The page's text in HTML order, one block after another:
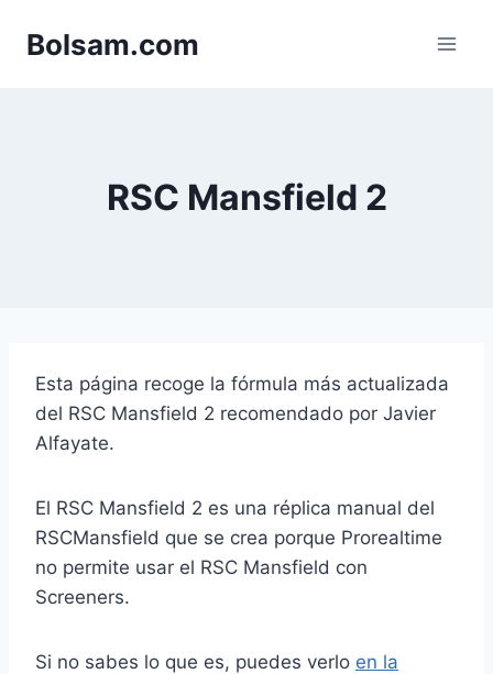
Bolsam.com
RSC Mansfield 2
Esta página recoge la fórmula más actualizada
del RSC Mansfield 2 recomendado por Javier
Alfayate.
El RSC Mansfield 2 es una réplica manual del
RSCMansfield que se crea porque Prorealtime
no permite usar el RSC Mansfield con
Screeners.
Si no sabes lo que es, puedes verlo en la